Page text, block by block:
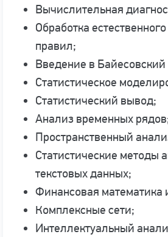
Вычислительная
Обработка
правил;
Введение в
Статистическое
Статистический вывод;
Анализ временных
Пространственный
Статистические методы
текстовых данных;
Финансовая математика
Комплексные сети;
Интеллектуальный